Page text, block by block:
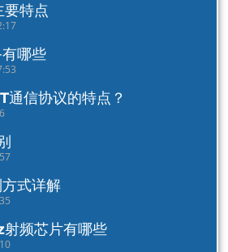
特点
哪些
信协议的特点？
式详解
频芯片有哪些